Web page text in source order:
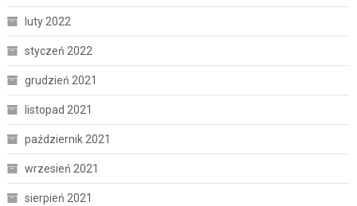
luty 2022
styczeń 2022
grudzień 2021
listopad 2021
październik 2021
wrzesień 2021
sierpień 2021